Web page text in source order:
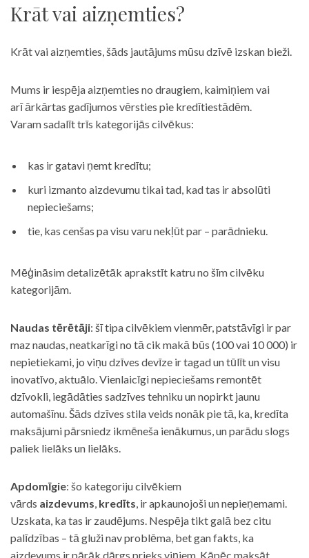
Krāt vai aizņemties?
Krāt vai aizņemties, šāds jautājums mūsu dzīvē izskan bieži.
Mums ir iespēja aizņemties no draugiem, kaimiņiem vai
arī ārkārtas gadījumos vērsties pie kredītiestādēm.
Varam sadalīt trīs kategorijās cilvēkus:
kas ir gatavi ņemt kredītu;
kuri izmanto aizdevumu tikai tad, kad tas ir absolūti
nepieciešams;
tie, kas cenšas pa visu varu nekļūt par – parādnieku.
Mēģināsim detalizētāk aprakstīt katru no šīm cilvēku
kategorijām.
Naudas tērētāji: šī tipa cilvēkiem vienmēr, patstāvīgi ir par
maz naudas, neatkarīgi no tā cik makā būs (100 vai 10 000) ir
nepietiekami, jo viņu dzīves devīze ir tagad un tūlīt un visu
inovatīvo, aktuālo. Vienlaicīgi nepieciešams remontēt
dzīvokli, iegādāties sadzīves tehniku un nopirkt jaunu
automašīnu. Šāds dzīves stila veids nonāk pie tā, ka, kredīta
maksājumi pārsniedz ikmēneša ienākumus, un parādu slogs
paliek lielāks un lielāks.
Apdomīgie: šo kategoriju cilvēkiem
vārds aizdevums, kredīts, ir apkaunojoši un nepieņemami.
Uzskata, ka tas ir zaudējums. Nespēja tikt galā bez citu
palīdzības – tā gluži nav problēma, bet gan fakts, ka
aizdevums ir pārāk dārgs prieks viņiem. Kāpēc maksāt